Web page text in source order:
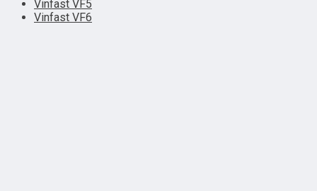
Vinfast VF5
Vinfast VF6